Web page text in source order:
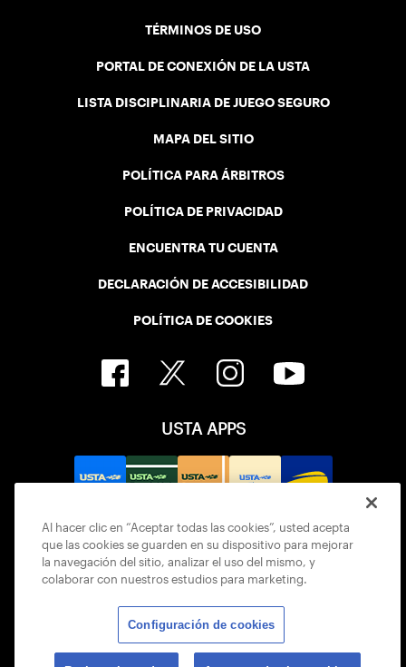
TÉRMINOS DE USO
PORTAL DE CONEXIÓN DE LA USTA
LISTA DISCIPLINARIA DE JUEGO SEGURO
MAPA DEL SITIO
POLÍTICA PARA ÁRBITROS
POLÍTICA DE PRIVACIDAD
ENCUENTRA TU CUENTA
DECLARACIÓN DE ACCESIBILIDAD
POLÍTICA DE COOKIES
USTA APPS
© 2026 USTA ALL RIGHTS RESERVED
Al hacer clic en “Aceptar todas las cookies”, usted acepta
que las cookies se guarden en su dispositivo para mejorar
la navegación del sitio, analizar el uso del mismo, y
colaborar con nuestros estudios para marketing.
Configuración de cookies